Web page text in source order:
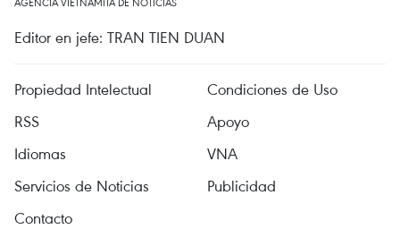
Editor en jefe: TRAN TIEN DUAN
Propiedad Intelectual
Condiciones de Uso
RSS
Apoyo
Idiomas
VNA
Servicios de Noticias
Publicidad
Contacto